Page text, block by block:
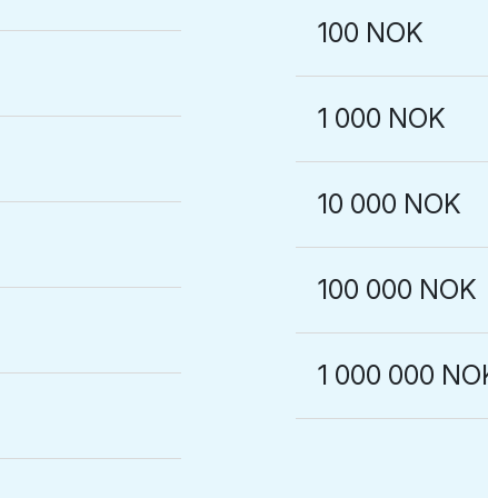
100 NOK
1 000 NOK
10 000 NOK
100 000 NOK
1 000 000